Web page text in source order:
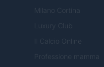
Milano Cortina
Luxury Club
Il Calcio Online
Professione mamma